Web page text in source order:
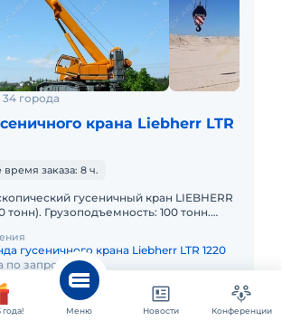
города
крана Liebherr LTR
заказа: 8 ч.
гусеничный кран LIEBHERR
тонн). Грузоподъемность: 100 тонн.
гусеничного крана Liebherr LTR 1220
по запросу
гусеничного крана Liebherr LR 11350
по запросу
года! Меню Новости Конференции